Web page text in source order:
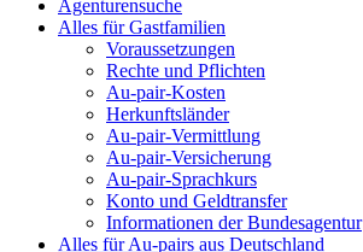
Agenturensuche
Alles für Gastfamilien
Voraussetzungen
Rechte und Pflichten
Au-pair-Kosten
Herkunftsländer
Au-pair-Vermittlung
Au-pair-Versicherung
Au-pair-Sprachkurs
Konto und Geldtransfer
Informationen der Bundesagentur
Alles für Au-pairs aus Deutschland